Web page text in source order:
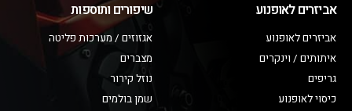
אביזרים לאופנוע
אביזרים לאופנוע
איתותים / וינקרים
גריפים
כיסוי לאופנוע
שיפורים ותוספות
אגזוזים / מערכות פליטה
מצברים
נוזל קירור
שמן בולמים